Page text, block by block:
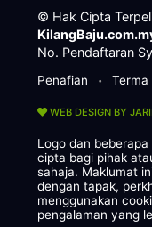
© Hak Cipta
No. Pendaftaran
Penafian • Terma
WEB DESIGN BY
Logo dan
cipta bagi pihak
sahaja. Maklumat
dengan tapak,
menggunakan
pengalaman yang